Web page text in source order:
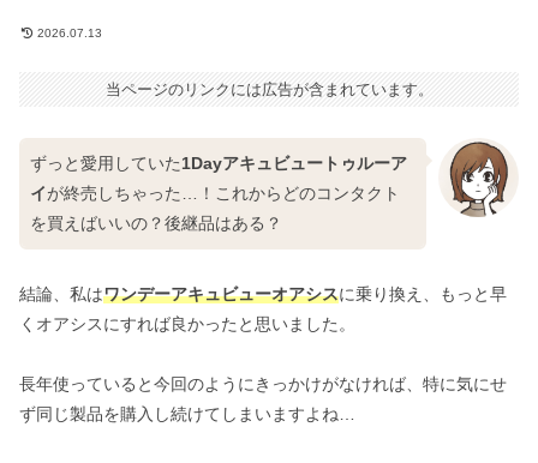
2026.07.13
当ページのリンクには広告が含まれています。
ずっと愛用していた1Dayアキュビュートゥルーア
イが終売しちゃった…！これからどのコンタクト
を買えばいいの？後継品はある？
結論、私はワンデーアキュビューオアシスに乗り換え、もっと早
くオアシスにすれば良かったと思いました。
長年使っていると今回のようにきっかけがなければ、特に気にせ
ず同じ製品を購入し続けてしまいますよね…